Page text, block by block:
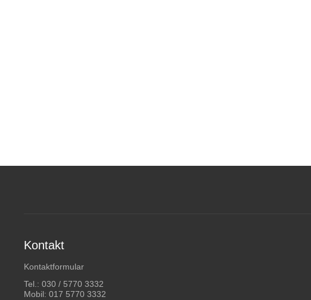
Kontakt
Kontaktformular
Tel.: 030 / 5770 3332
Mobil: 017 5770 3332